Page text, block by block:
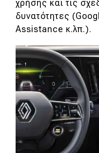
χρήσης και τις
δυνατότητες
Assistance κ.λπ.).